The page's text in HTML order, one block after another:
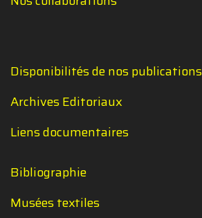
Disponibilités de nos publications
Archives Editoriaux
Liens documentaires
Bibliographie
Musées textiles